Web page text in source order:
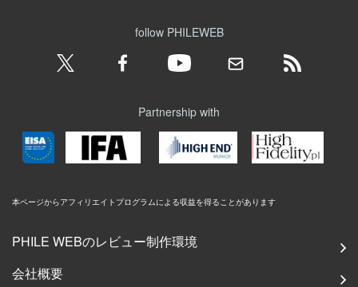
follow PHILEWEB
Partnership with
本ページからアフィリエイトプログラムによる収益を得ることがあります
PHILE WEBのレビュー制作環境
会社概要